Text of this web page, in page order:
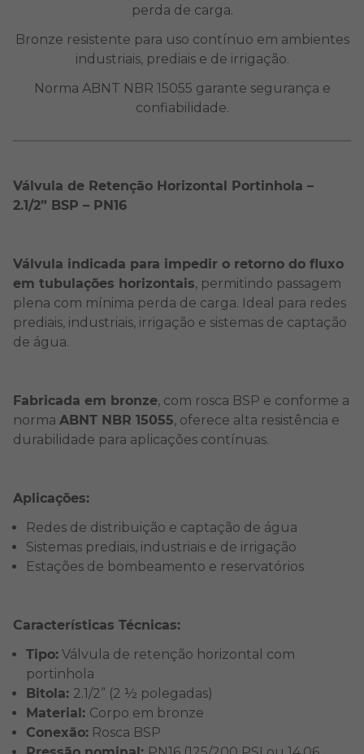
perda de carga.
Bronze resistente para uso contínuo em ambientes
industriais, prediais e de irrigação.
Norma ABNT NBR 15055 garante segurança e
confiabilidade.
Válvula de Retenção Horizontal Portinhola –
2.1/2” BSP – PN16
Válvula indicada para impedir o retorno do fluxo
em tubulações horizontais, permitindo passagem
plena com mínima perda de carga. Ideal para redes
prediais, industriais, irrigação e sistemas de captação
de água.
Fabricada em bronze, com rosca BSP e conforme a
norma ABNT NBR 15055, oferece alta resistência e
durabilidade para aplicações contínuas.
Aplicações:
Redes de distribuição e captação de água
Sistemas prediais, industriais e de irrigação
Estações de bombeamento e reservatórios
Características Técnicas:
Tipo: Válvula de retenção horizontal com
portinhola
Bitola: 2.1/2” (2 ½ polegadas)
Material: Corpo em bronze
Conexão: Rosca BSP